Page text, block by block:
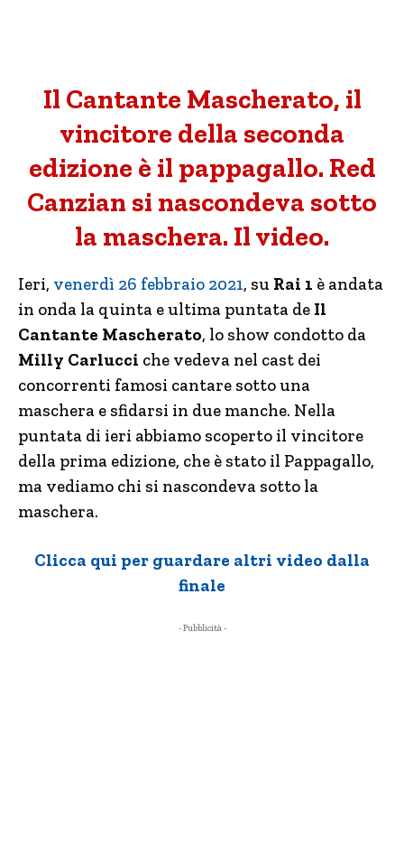
Il Cantante Mascherato, il
vincitore della seconda
edizione è il pappagallo. Red
Canzian si nascondeva sotto
la maschera. Il video.
Ieri, venerdì 26 febbraio 2021, su Rai 1 è andata
in onda la quinta e ultima puntata de Il
Cantante Mascherato, lo show condotto da
Milly Carlucci che vedeva nel cast dei
concorrenti famosi cantare sotto una
maschera e sfidarsi in due manche. Nella
puntata di ieri abbiamo scoperto il vincitore
della prima edizione, che è stato il Pappagallo,
ma vediamo chi si nascondeva sotto la
maschera.
Clicca qui per guardare altri video dalla
finale
- Pubblicità -